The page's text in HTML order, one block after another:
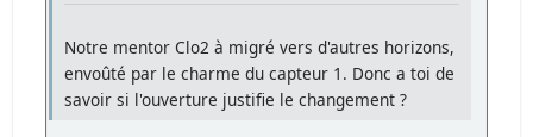
Notre mentor Clo2 à migré vers d'autres horizons,
envoûté par le charme du capteur 1. Donc a toi de
savoir si l'ouverture justifie le changement ?